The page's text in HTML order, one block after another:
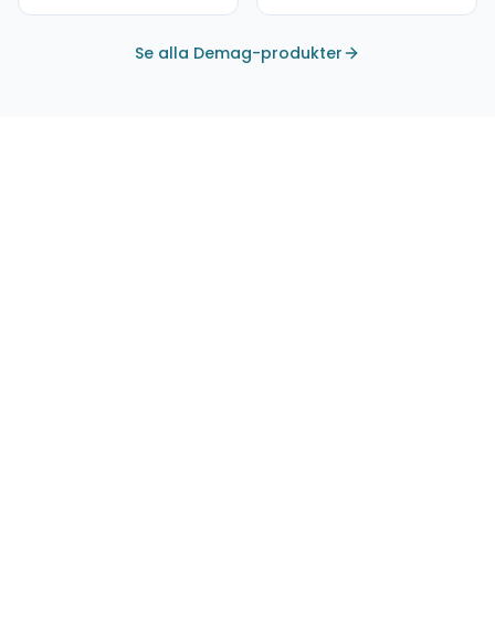
Se alla Demag-produkter